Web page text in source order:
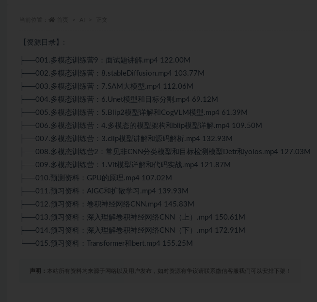
【资源目录】:
├──001.多模态训练营9：面试题讲解.mp4 122.00M
├──002.多模态训练营：8.stableDiffusion.mp4 103.77M
├──003.多模态训练营：7.SAM大模型.mp4 112.06M
├──004.多模态训练营：6.Unet模型和目标分割.mp4 69.12M
├──005.多模态训练营：5.Blip2模型详解和CogVLM模型.mp4 61.39M
├──006.多模态训练营：4.多模态的模型架构和blip模型详解.mp4 109.50M
├──007.多模态训练营：3.clip模型讲解和源码解析.mp4 132.93M
├──008.多模态训练营2：常见非CNN分类模型和目标检测模型Detr和yolos.mp4 127.03M
├──009.多模态训练营：1.Vit模型详解和代码实战.mp4 121.87M
├──010.预测资料：GPU的原理.mp4 107.02M
├──011.预习资料：AIGC和扩散学习.mp4 139.93M
├──012.预习资料：卷积神经网络CNN.mp4 145.83M
├──013.预习资料：深入理解卷积神经网络CNN（上）.mp4 150.61M
├──014.预习资料：深入理解卷积神经网络CNN（下）.mp4 172.91M
└──015.预习资料：Transformer和bert.mp4 155.25M
声明： 本站所有资料均来源于网络以及用户发布，如对资源有争议请联系微信客服我们可以安排下架！